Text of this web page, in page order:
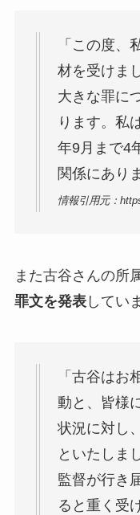
「この度、
材を受けま
大きな罪に
ります。私
年9月まで4
関係にあり
情報引用元：
また古谷さんの所
罪文を発表してい
「古谷はお
動と、皆様
状況に対し
といたしま
監督が行き
ると重く受